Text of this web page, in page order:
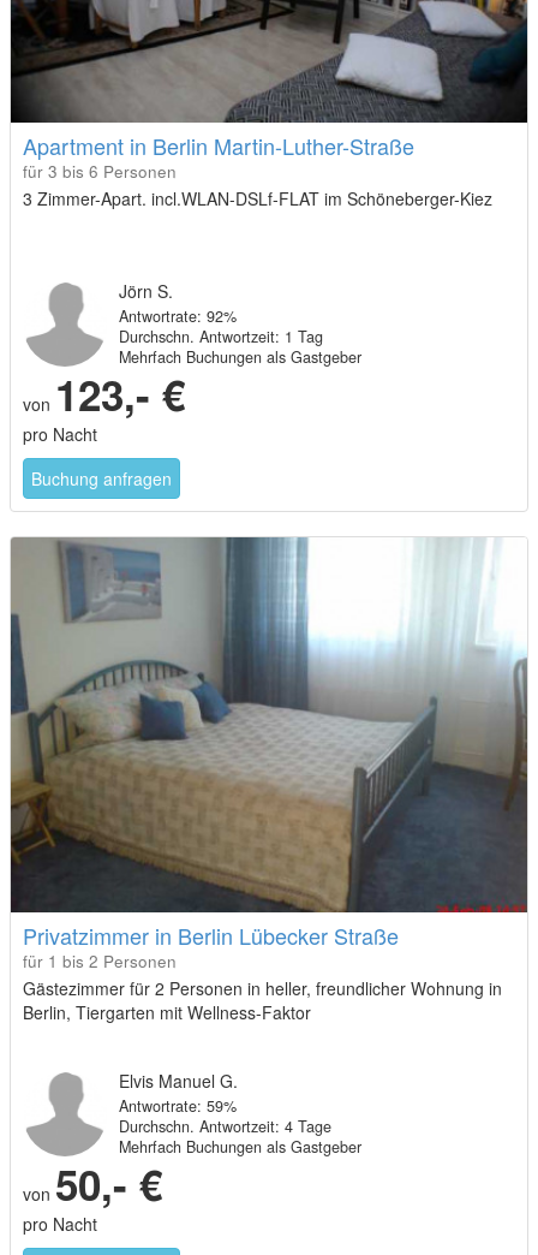
Apartment in Berlin Martin-Luther-Straße
für 3 bis 6 Personen
3 Zimmer-Apart. incl.WLAN-DSLf-FLAT im Schöneberger-Kiez
Jörn S.
Antwortrate: 92%
Durchschn. Antwortzeit: 1 Tag
Mehrfach Buchungen als Gastgeber
von 123,- €
pro Nacht
Buchung anfragen
Privatzimmer in Berlin Lübecker Straße
für 1 bis 2 Personen
Gästezimmer für 2 Personen in heller, freundlicher Wohnung in
Berlin, Tiergarten mit Wellness-Faktor
Elvis Manuel G.
Antwortrate: 59%
Durchschn. Antwortzeit: 4 Tage
Mehrfach Buchungen als Gastgeber
von 50,- €
pro Nacht